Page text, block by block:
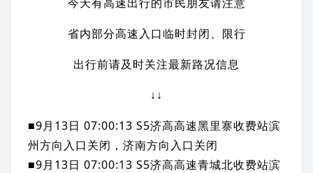
省内部分高速入口临时封闭、限行
出行前请及时关注最新路况信息
↓↓
■9月13日 07:00:13 S5济高高速黑里寨收费站滨
州方向入口关闭，济南方向入口关闭
■9月13日 07:00:13 S5济高高速青城北收费站滨